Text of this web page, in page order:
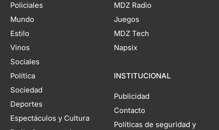
Policiales
Mundo
Estilo
Vinos
Sociales
Política
Sociedad
Deportes
Espectáculos y Cultura
MDZ Radio
Juegos
MDZ Tech
Napsix
INSTITUCIONAL
Publicidad
Contacto
Políticas de seguridad y